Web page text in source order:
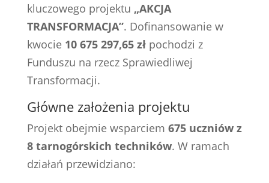
kluczowego projektu „AKCJA
TRANSFORMACJA”. Dofinansowanie w
kwocie 10 675 297,65 złpochodzi z
Funduszu na rzecz Sprawiedliwej
Transformacji.
Główne założenia projektu
Projekt obejmie wsparciem 675 uczniów z
8 tarnogórskich techników. W ramach
działań przewidziano: